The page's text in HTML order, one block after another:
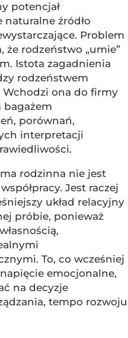
potencjał
naturalne źródło
Problem
rodzeństwo „umie”
Istota zagadnienia
rodzeństwem
Wchodzi ona do firmy
bagażem
porównań,
interpretacji
rodzinna nie jest
Jest raczej
układ relacyjny
próbie, ponieważ
To, co wcześniej
emocjonalne,
na decyzje
tempo rozwoju